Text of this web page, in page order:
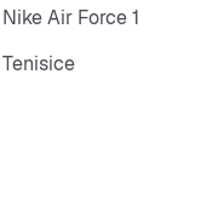
Nike Air Force 1
Tenisice